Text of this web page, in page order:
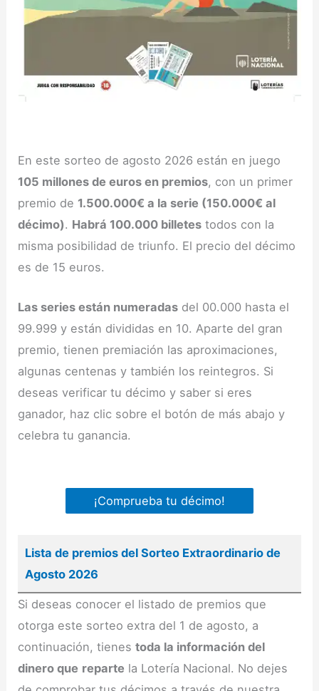
En este sorteo de agosto 2026 están en juego
105 millones de euros en premios, con un primer
premio de 1.500.000€ a la serie (150.000€ al
décimo). Habrá 100.000 billetes todos con la
misma posibilidad de triunfo. El precio del décimo
es de 15 euros.
Las series están numeradas del 00.000 hasta el
99.999 y están divididas en 10. Aparte del gran
premio, tienen premiación las aproximaciones,
algunas centenas y también los reintegros. Si
deseas verificar tu décimo y saber si eres
ganador, haz clic sobre el botón de más abajo y
celebra tu ganancia.
¡Comprueba tu décimo!
Lista de premios del Sorteo Extraordinario de
Agosto 2026
Si deseas conocer el listado de premios que
otorga este sorteo extra del 1 de agosto, a
continuación, tienestoda la información del
dinero que reparte la Lotería Nacional. No dejes